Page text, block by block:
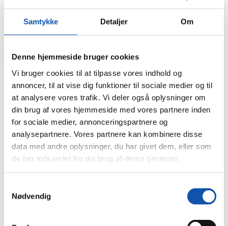
Samtykke Detaljer Om
Denne hjemmeside bruger cookies
Vi bruger cookies til at tilpasse vores indhold og
annoncer, til at vise dig funktioner til sociale medier og til
at analysere vores trafik. Vi deler også oplysninger om
din brug af vores hjemmeside med vores partnere inden
for sociale medier, annonceringspartnere og
analysepartnere. Vores partnere kan kombinere disse
data med andre oplysninger, du har givet dem, eller som
de har indsamlet fra din brug af deres tjenester.
Nødvendig
Nyheder
Stor opgave: CTS på 3 skoler
Stor opgave: CTS på 3 skoler
CTS er noget, vi har stor indsigt i og flere
års erfaring i at levere. Men det hører
virkelig til sjældenhederne, at vi har fået
skoler til næsten samtidig klarmelding.